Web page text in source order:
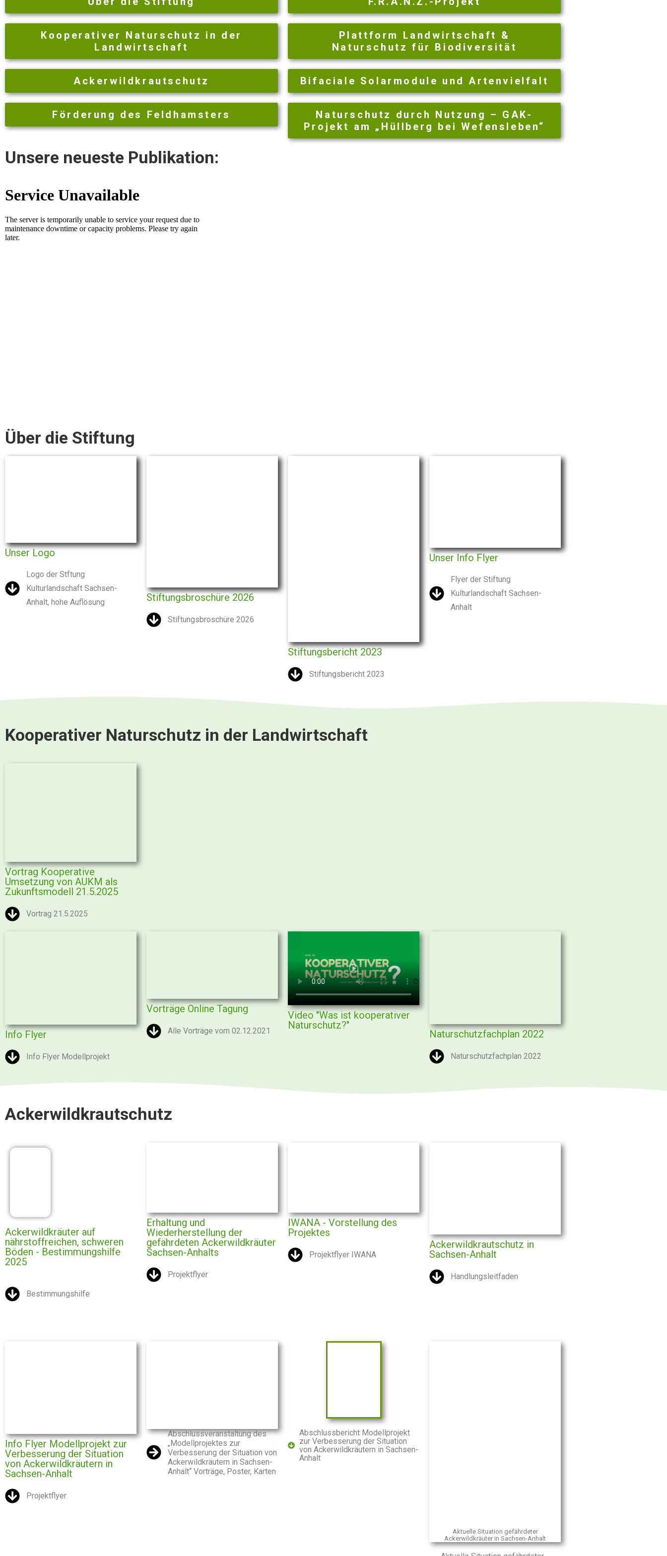
Kooperativer Naturschutz in der
Landwirtschaft
Ackerwildkrautschutz
Förderung des Feldhamsters
Plattform Landwirtschaft &
Naturschutz für Biodiversität
Bifaciale Solarmodule und Artenvielfalt
Naturschutz durch Nutzung – GAK-
Projekt am „Hüllberg bei Wefensleben“
Unsere neueste Publikation:
Über die Stiftung
Unser Logo
Logo der Stftung
Kulturlandschaft Sachsen-
Anhalt, hohe Auflösung
Stiftungsbroschüre 2026
Stiftungsbroschüre 2026
Stiftungsbericht 2023
Stiftungsbericht 2023
Unser Info Flyer
Flyer der Stiftung
Kulturlandschaft Sachsen-
Anhalt
Kooperativer Naturschutz in der Landwirtschaft
Vortrag Kooperative
Umsetzung von AUKM als
Zukunftsmodell 21.5.2025
Vortrag 21.5.2025
Info Flyer
Info Flyer Modellprojekt
Vorträge Online Tagung
Alle Vorträge vom 02.12.2021
Video "Was ist kooperativer
Naturschutz?"
Naturschutzfachplan 2022
Naturschutzfachplan 2022
Ackerwildkrautschutz
Ackerwildkräuter auf
nährstoffreichen, schweren
Böden - Bestimmungshilfe
2025
Bestimmungshilfe
Erhaltung und
Wiederherstellung der
gefährdeten Ackerwildkräuter
Sachsen-Anhalts
Projektflyer
IWANA - Vorstellung des
Projektes
Projektflyer IWANA
Ackerwildkrautschutz in
Sachsen-Anhalt
Handlungsleitfaden
Info Flyer Modellprojekt zur
Verbesserung der Situation
von Ackerwildkräutern in
Sachsen-Anhalt
Projektflyer
Abschlussveranstaltung des
„Modellprojektes zur
Verbesserung der Situation von
Ackerwildkräutern in Sachsen-
Anhalt“ Vorträge, Poster, Karten
Abschlussbericht Modellprojekt
zur Verbesserung der Situation
von Ackerwildkräutern in Sachsen-
Anhalt
Aktuelle Situation gefährdeter
Ackerwildkräuter in Sachsen-Anhalt